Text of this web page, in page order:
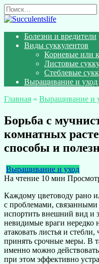
Перейти
к
Search
for:
Болезни и вредители
Виды суккулентов
Корневые или
Листовые
Стеблевые
Выращивание и уход
Главная » Выращивание и
Борьба с
комнатных
способы и
Выращивание и уход
На чтение 10 мин
Каждому цветоводу рано
с проблемами,
испортить внешний вид и
невидимые враги нередко
атаковать листья и
принять срочные меры. В
именно можно
при этом эффективно